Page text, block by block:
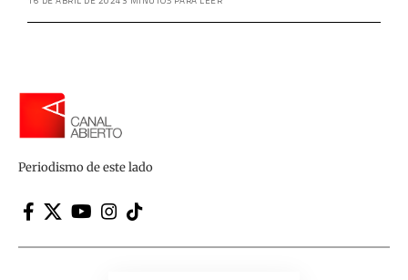
Periodismo de este lado